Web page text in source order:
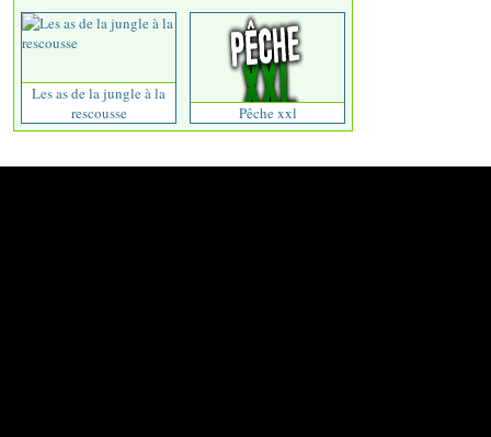
Les as de la jungle à la
rescousse
Pêche xxl